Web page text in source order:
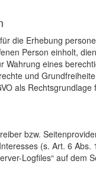
die Erhebung
Person einholt,
Wahrung eines
und
als
bzw.
(s. Art. 6
Logfiles“ auf dem